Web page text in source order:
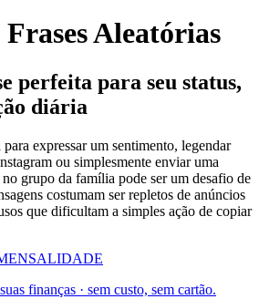
Aleatórias
perfeita para seu status,
diária
expressar um sentimento, legendar
ou simplesmente enviar uma
grupo da família pode ser um desafio de
costumam ser repletos de anúncios
que dificultam a simples ação de copiar
finanças · sem custo, sem cartão.